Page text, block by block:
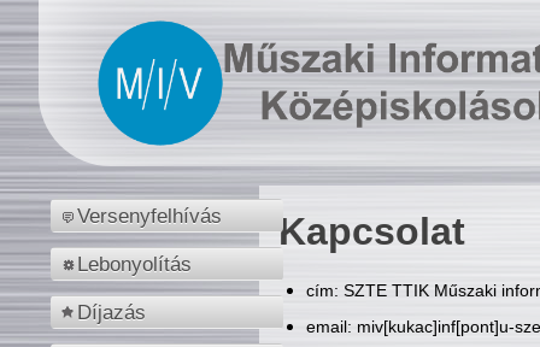
Versenyfelhívás
Lebonyolítás
Díjazás
Kapcsolat
cím: SZTE TTIK Műszaki
email: miv[kukac]inf[pont]u-